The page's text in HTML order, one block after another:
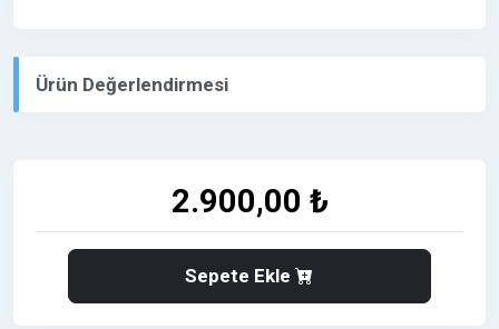
Ürün Değerlendirmesi
2.900,00 ₺
Sepete Ekle